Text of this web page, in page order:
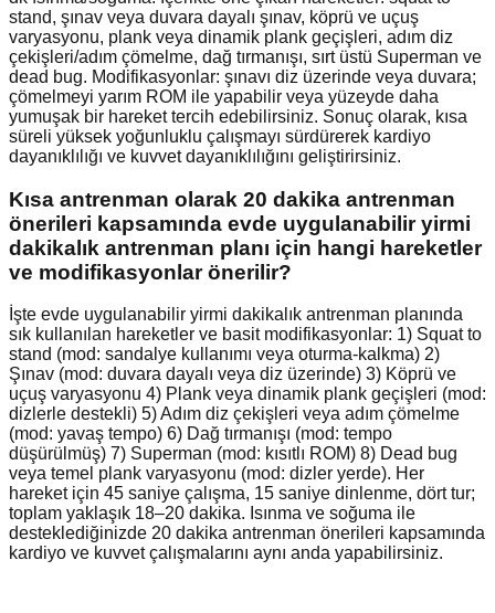
stand, şınav veya duvara dayalı şınav, köprü ve uçuş
varyasyonu, plank veya dinamik plank geçişleri, adım diz
çekişleri/adım çömelme, dağ tırmanışı, sırt üstü Superman ve
dead bug. Modifikasyonlar: şınavı diz üzerinde veya duvara;
çömelmeyi yarım ROM ile yapabilir veya yüzeyde daha
yumuşak bir hareket tercih edebilirsiniz. Sonuç olarak, kısa
süreli yüksek yoğunluklu çalışmayı sürdürerek kardiyo
dayanıklılığı ve kuvvet dayanıklılığını geliştirirsiniz.
Kısa antrenman olarak 20 dakika antrenman
önerileri kapsamında evde uygulanabilir yirmi
dakikalık antrenman planı için hangi hareketler
ve modifikasyonlar önerilir?
İşte evde uygulanabilir yirmi dakikalık antrenman planında
sık kullanılan hareketler ve basit modifikasyonlar: 1) Squat to
stand (mod: sandalye kullanımı veya oturma-kalkma) 2)
Şınav (mod: duvara dayalı veya diz üzerinde) 3) Köprü ve
uçuş varyasyonu 4) Plank veya dinamik plank geçişleri (mod:
dizlerle destekli) 5) Adım diz çekişleri veya adım çömelme
(mod: yavaş tempo) 6) Dağ tırmanışı (mod: tempo
düşürülmüş) 7) Superman (mod: kısıtlı ROM) 8) Dead bug
veya temel plank varyasyonu (mod: dizler yerde). Her
hareket için 45 saniye çalışma, 15 saniye dinlenme, dört tur;
toplam yaklaşık 18–20 dakika. Isınma ve soğuma ile
desteklediğinizde 20 dakika antrenman önerileri kapsamında
kardiyo ve kuvvet çalışmalarını aynı anda yapabilirsiniz.